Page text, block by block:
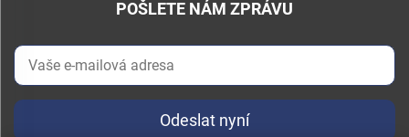
POŠLETE NÁM ZPRÁVU
Odeslat nyní